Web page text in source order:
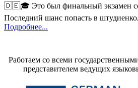
🇩🇪🎓 Это был финальный экзамен
Последний шанс попасть в
Подробнее...
Работаем со всеми
представителем ведущих